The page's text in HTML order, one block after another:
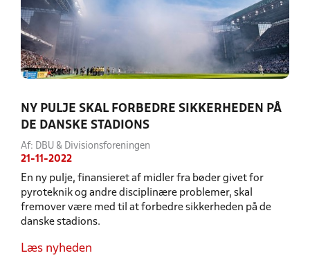
NY PULJE SKAL FORBEDRE SIKKERHEDEN PÅ
DE DANSKE STADIONS
Af: DBU & Divisionsforeningen
21-11-2022
En ny pulje, finansieret af midler fra bøder givet for
pyroteknik og andre disciplinære problemer, skal
fremover være med til at forbedre sikkerheden på de
danske stadions.
Læs nyheden